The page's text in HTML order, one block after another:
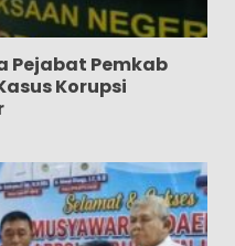
Pejabat Pemkab
Korupsi